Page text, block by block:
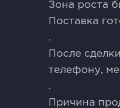
Зона роста
Поставка
.
После
телефону,
.
Причина